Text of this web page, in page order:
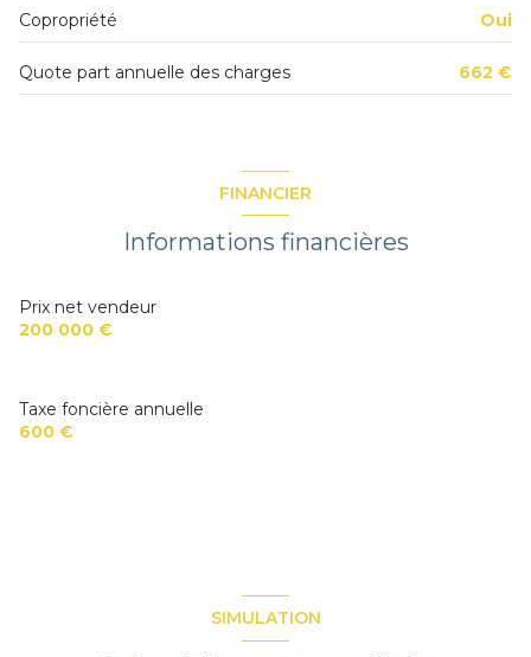
Copropriété Oui
Quote part annuelle des charges 662 €
FINANCIER
Informations financières
Prix net vendeur
200 000 €
Taxe foncière annuelle
600 €
SIMULATION